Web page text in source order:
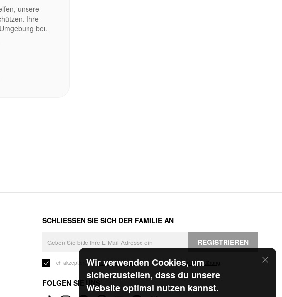
Wir verwenden Cookies, um
sicherzustellen, dass du unsere
Website optimal nutzen kannst.
unsere
Ihre
bei.
SCHLIESSEN SIE SICH DER FAMILIE AN
REGISTRIEREN
Ich akzeptiere dieGeschäftsbedingungen und die Datenschutzerklärung
FOLGEN SIE UNS